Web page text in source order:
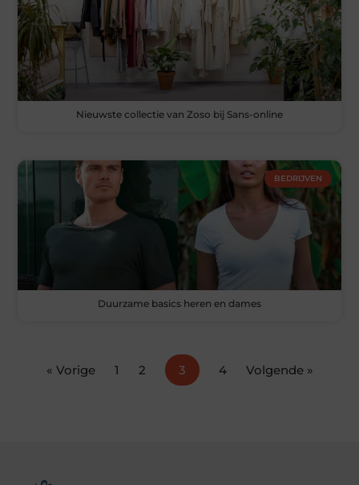
Nieuwste collectie van Zoso bij Sans-online
BEDRIJVEN
Duurzame basics heren en dames
« Vorige 1 2 3 4 Volgende »